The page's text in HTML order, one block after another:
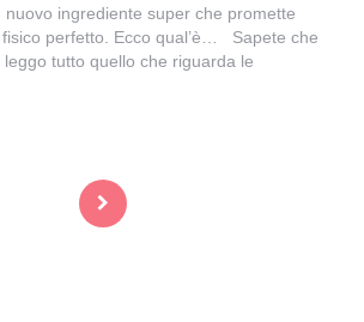
nuovo ingrediente super che promette
fisico perfetto. Ecco qual’è… Sapete che
tutto quello che riguarda le